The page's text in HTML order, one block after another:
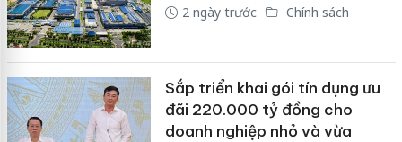
2 ngày trước Chính sách
Sắp triển khai gói tín dụng ưu
đãi 220.000 tỷ đồng cho
doanh nghiệp nhỏ và vừa